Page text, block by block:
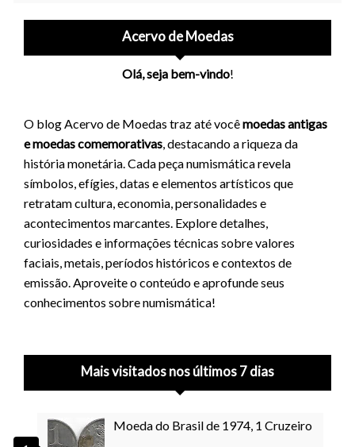
Acervo de Moedas
Olá, seja bem-vindo!
O blog Acervo de Moedas traz até vocêmoedas antigas
e moedas comemorativas, destacando a riqueza da
história monetária. Cada peça numismática revela
símbolos, efígies, datas e elementos artísticos que
retratam cultura, economia, personalidades e
acontecimentos marcantes. Explore detalhes,
curiosidades e informações técnicas sobre valores
faciais, metais, períodos históricos e contextos de
emissão. Aproveite o conteúdo e aprofunde seus
conhecimentos sobre numismática!
Mais visitados nos últimos 7 dias
Moeda do Brasil de 1974, 1 Cruzeiro